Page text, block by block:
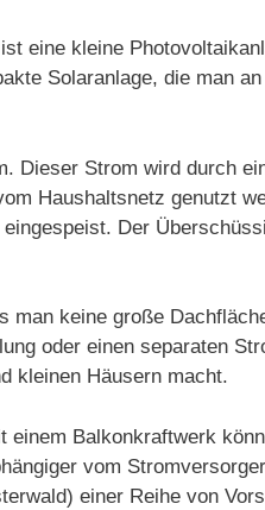
eine kleine
Solaranlage, die man
Dieser Strom wird durch
Haushaltsnetz genutzt
Der
man keine große
oder einen separaten
kleinen Häusern macht.
Balkonkraftwerk
vom
einer Reihe von